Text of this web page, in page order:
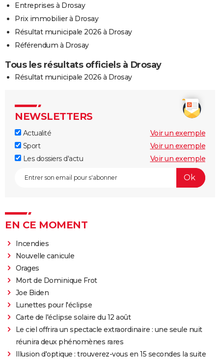
Entreprises à Drosay
Prix immobilier à Drosay
Résultat municipale 2026 à Drosay
Référendum à Drosay
Tous les résultats officiels à Drosay
Résultat municipale 2026 à Drosay
NEWSLETTERS
Actualité
Voir un exemple
Sport
Voir un exemple
Les dossiers d'actu
Voir un exemple
EN CE MOMENT
Incendies
Nouvelle canicule
Orages
Mort de Dominique Frot
Joe Biden
Lunettes pour l'éclipse
Carte de l'éclipse solaire du 12 août
Le ciel offrira un spectacle extraordinaire : une seule nuit
réunira deux phénomènes rares
Illusion d'optique : trouverez-vous en 15 secondes la suite